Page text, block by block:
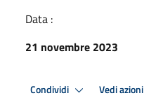
Data :
21 novembre 2023
Condividi Vedi azioni